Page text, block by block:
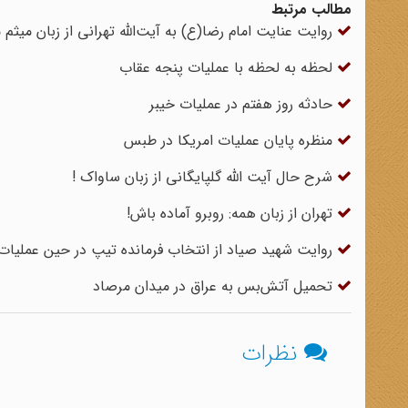
مطالب مرتبط
روایت عنایت امام رضا(ع) به آیت‌الله تهرانی از زبان
لحظه به لحظه با عملیات پنجه عقاب
حادثه روز هفتم در عملیات خیبر
منظره پایان عملیات امریکا در طبس
شرح حال آیت الله گلپایگانی از زبان ساواک !
تهران از زبان همه: روبرو آماده باش!
روایت شهید صیاد از انتخاب فرمانده تیپ در حین
تحمیل آتش‌بس به عراق در میدان مرصاد
نظرات